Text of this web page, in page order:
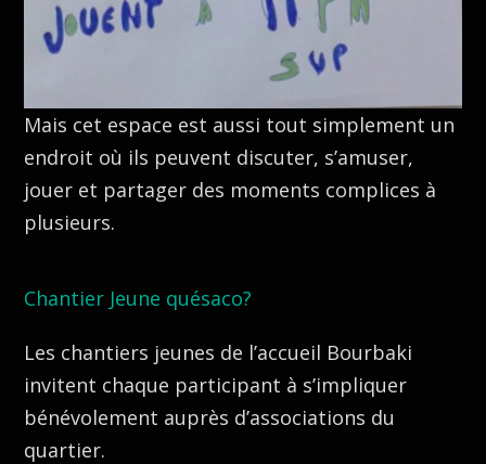
Mais cet espace est aussi tout simplement un
endroit où ils peuvent discuter, s’amuser,
jouer et partager des moments complices à
plusieurs.
Chantier Jeune quésaco?
Les chantiers jeunes de l’accueil Bourbaki
invitent chaque participant à s’impliquer
bénévolement auprès d’associations du
quartier.